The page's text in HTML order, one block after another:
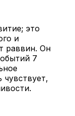
это
и
раввин. Он
7
чувствует,